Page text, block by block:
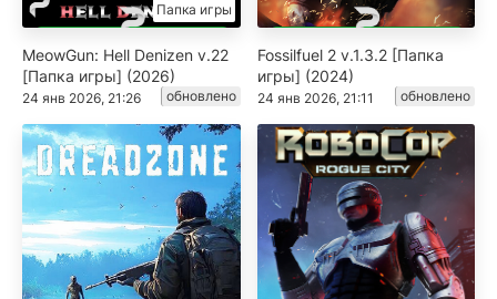
Папка игры
MeowGun: Hell Denizen v.22
[Папка игры] (2026)
24 янв 2026, 21:26 обновлено
Fossilfuel 2 v.1.3.2 [Папка
игры] (2024)
24 янв 2026, 21:11 обновлено